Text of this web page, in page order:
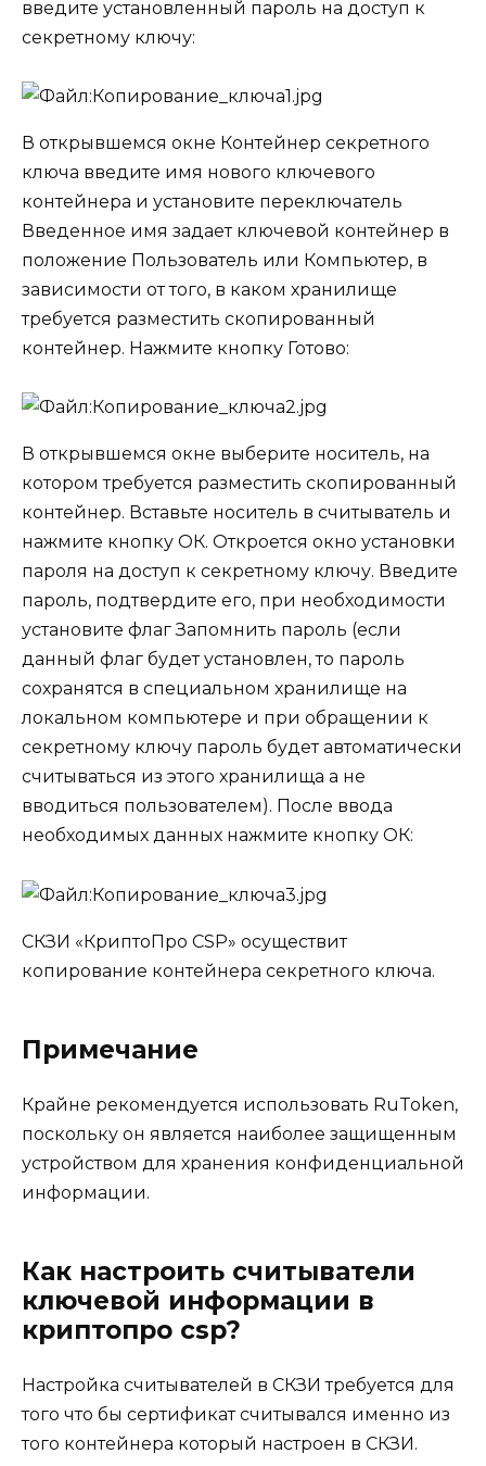
введите установленный пароль на доступ к
секретному ключу:
В открывшемся окне Контейнер секретного
ключа введите имя нового ключевого
контейнера и установите переключатель
Введенное имя задает ключевой контейнер в
положение Пользователь или Компьютер, в
зависимости от того, в каком хранилище
требуется разместить скопированный
контейнер. Нажмите кнопку Готово:
В открывшемся окне выберите носитель, на
котором требуется разместить скопированный
контейнер. Вставьте носитель в считыватель и
нажмите кнопку ОК. Откроется окно установки
пароля на доступ к секретному ключу. Введите
пароль, подтвердите его, при необходимости
установите флагЗапомнить пароль (если
данный флаг будет установлен, то пароль
сохранятся в специальном хранилище на
локальном компьютере и при обращении к
секретному ключу пароль будет автоматически
считываться из этого хранилища а не
вводиться пользователем). После ввода
необходимых данных нажмите кнопку ОК:
СКЗИ «КриптоПро CSP» осуществит
копирование контейнера секретного ключа.
Примечание
Крайне рекомендуется использовать RuToken,
поскольку он является наиболее защищенным
устройством для хранения конфиденциальной
информации.
Как настроить считыватели
ключевой информации в
криптопро csp?
Настройка считывателей в СКЗИ требуется для
того что бы сертификат считывался именно из
того контейнера который настроен в СКЗИ.